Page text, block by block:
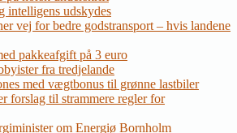
intelligens udskydes
vej for bedre godstransport – hvis landene
pakkeafgift på 3 euro
fra tredjelande
med vægtbonus til grønne lastbiler
forslag til strammere regler for
om Energiø Bornholm